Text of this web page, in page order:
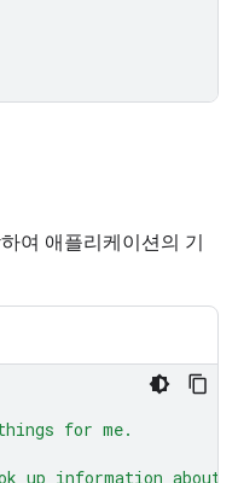
여 애플리케이션의 기
for me.
up information